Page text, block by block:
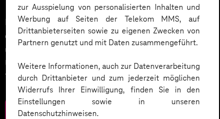
zur Ausspielung von personalisierten Inhalten und
Werbung auf Seiten der Telekom MMS, auf
Drittanbieterseiten sowie zu eigenen Zwecken von
Partnern genutzt und mit Daten zusammengeführt.
Weitere Informationen, auch zur Datenverarbeitung
durch Drittanbieter und zum jederzeit möglichen
Widerrufs Ihrer Einwilligung, finden Sie in den
Einstellungen sowie in unseren
Datenschutzhinweisen.
KI wird der nächste große Treiber in der Digitalisierung
des Kundenservices sein. Wie wird dies umgesetzt
und welche weiteren Smart Services setzen
Unternehmen ein? Werfen Sie einen Blick in unser
Trendbook.
Zum Download